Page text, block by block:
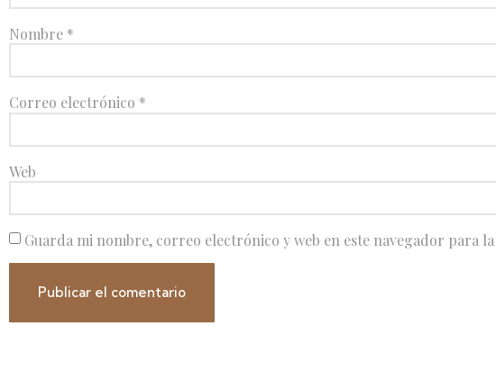
Nombre *
Correo electrónico *
Web
Guarda mi nombre, correo electrónico y web en este navegador para